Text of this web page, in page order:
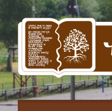
Skip
content
Skip
left
sidebar
Skip
footer